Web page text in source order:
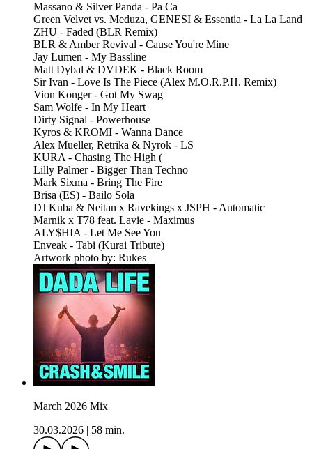
Massano & Silver Panda - Pa Ca
Green Velvet vs. Meduza, GENESI & Essentia - La La Land
ZHU - Faded (BLR Remix)
BLR & Amber Revival - Cause You're Mine
Jay Lumen - My Bassline
Matt Dybal & DVDEK - Black Room
Sir Ivan - Love Is The Piece (Alex M.O.R.P.H. Remix)
Vion Konger - Got My Swag
Sam Wolfe - In My Heart
Dirty Signal - Powerhouse
Kyros & KROMI - Wanna Dance
Alex Mueller, Retrika & Nyrok - LS
KURA - Chasing The High (
Lilly Palmer - Bigger Than Techno
Mark Sixma - Bring The Fire
Brisa (ES) - Bailo Sola
DJ Kuba & Neitan x Ravekings x JSPH - Automatic
Marnik x T78 feat. Lavie - Maximus
ALY$HIA - Let Me See You
Enveak - Tabi (Kurai Tribute)
Artwork photo by: Rukes
March 2026 Mix
30.03.2026
58 min.